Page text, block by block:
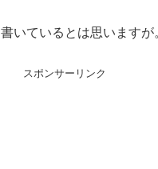
いているとは思いますが
スポンサーリンク